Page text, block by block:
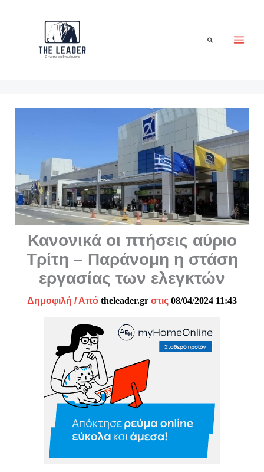
Αναζήτηση
Κανονικά οι πτήσεις αύριο
Τρίτη – Παράνομη η στάση
εργασίας των ελεγκτών
Δημοφιλή / Από theleader.gr στις 08/04/2024 11:43